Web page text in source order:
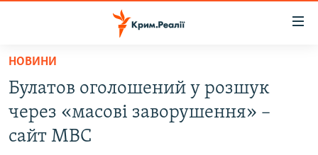
Перейти
основного
матеріалу
Перейти
до
ВОДА.КРИМ
ВІДЕО ТА ФОТО
НОВИНИ
Булатов оголошений у розшук
через «масові заворушення» –
сайт МВС